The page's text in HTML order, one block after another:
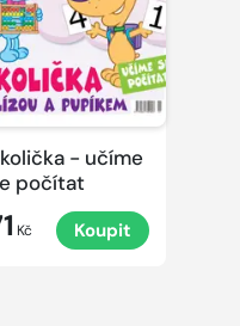
- učíme
počítat
Kč Koupit